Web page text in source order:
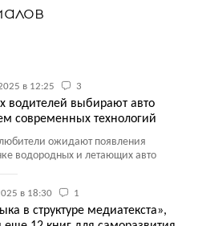
в 12:25 3
водителей выбирают авто
современных технологий
ожидают появления
водородных и летающих авто
в 18:30 1
в структуре медиатекста»,